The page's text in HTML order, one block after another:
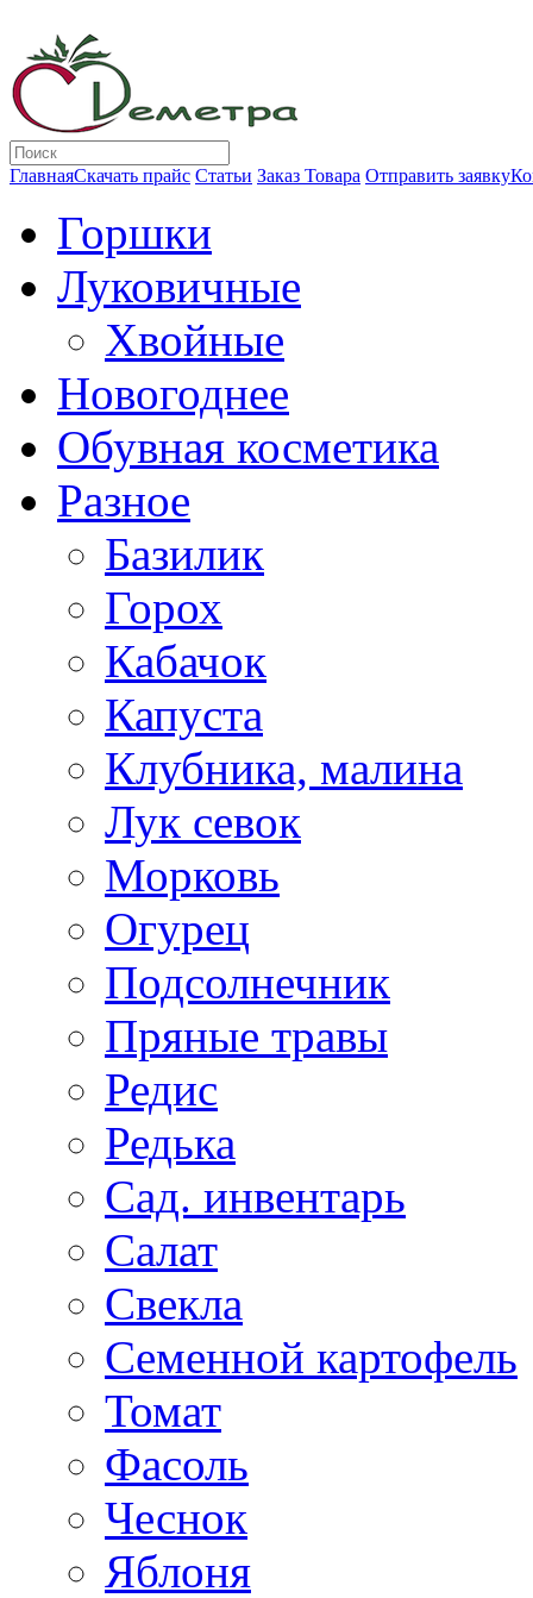
ГлавнаяСкачать прайс Статьи Заказ Товара Отправить заявку
Горшки
Луковичные
Хвойные
Новогоднее
Обувная косметика
Разное
Базилик
Горох
Кабачок
Капуста
Клубника, малина
Лук севок
Морковь
Огурец
Подсолнечник
Пряные травы
Редис
Редька
Сад. инвентарь
Салат
Свекла
Семенной картофель
Томат
Фасоль
Чеснок
Яблоня